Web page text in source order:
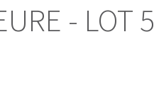
- LOT 5